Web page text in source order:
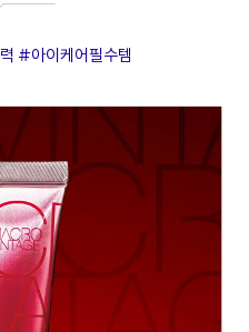
#아이케어필수템